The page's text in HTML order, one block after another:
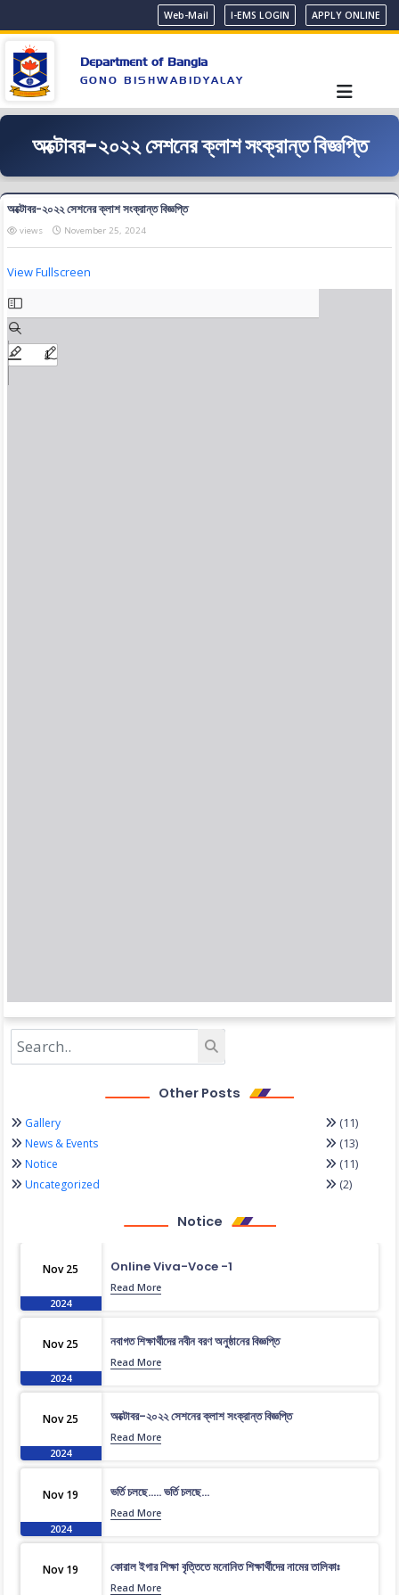
Web-Mail I-EMS LOGIN APPLY ONLINE
Department of Bangla
GONO BISHWABIDYALAY
অক্টোবর-২০২২ সেশনের ক্লাশ সংক্রান্ত বিজ্ঞপ্তি
অক্টোবর-২০২২ সেশনের ক্লাশ সংক্রান্ত বিজ্ঞপ্তি
views November 25, 2024
View Fullscreen
to
PDF
content
Other Posts
Gallery (11)
News & Events (13)
Notice (11)
Uncategorized (2)
Notice
Nov 25
2024
Online Viva-Voce -1
Read More
Nov 25
2024
নবাগত শিক্ষার্থীদের নবীন বরণ অনুষ্ঠানের বিজ্ঞপ্তি
Read More
Nov 25
2024
অক্টোবর-২০২২ সেশনের ক্লাশ সংক্রান্ত বিজ্ঞপ্তি
Read More
Nov 19
2024
ভর্তি চলছে….. ভর্তি চলছে…
Read More
Nov 19 কোরাল ইগার শিক্ষা বৃত্তিতে মনোনিত শিক্ষার্থীদের নামের তালিকাঃ
Read More